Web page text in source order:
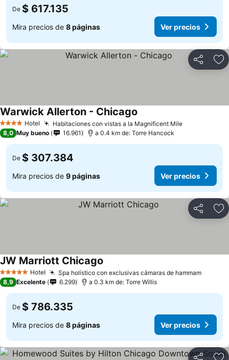
De $ 617.135
Mira precios de 8 páginas Ver precios
Compartir
4 EstrellasHotel Habitaciones con vistas a la Magnificent Mile
Warwick Allerton - Chicago
8,0 Muy bueno 16.961 a 0.4 km de: Torre Hancock
De $ 307.384
Mira precios de 9 páginas Ver precios
Compartir
5 Estrellas Hotel Spa holístico con exclusivas cámaras de hammam
JW Marriott Chicago
8,9 Excelente 6.299 a 0.3 km de: Torre Willis
De $ 786.335
Mira precios de 8 páginas Ver precios